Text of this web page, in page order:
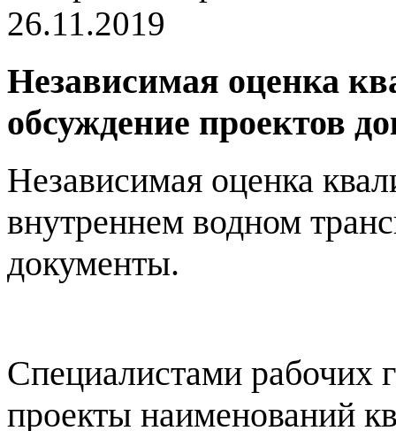
26.11.2019
Независимая оценка
обсуждение проектов
Независимая оценка
внутреннем водном
документы.
Специалистами
проекты наименований